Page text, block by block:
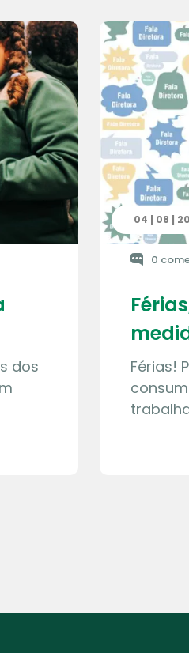
dos
04 | 08 |
0
Férias!